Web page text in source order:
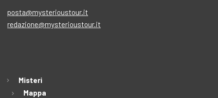
posta@mysterioustour.it
redazione@mysterioustour.it
Misteri
Mappa